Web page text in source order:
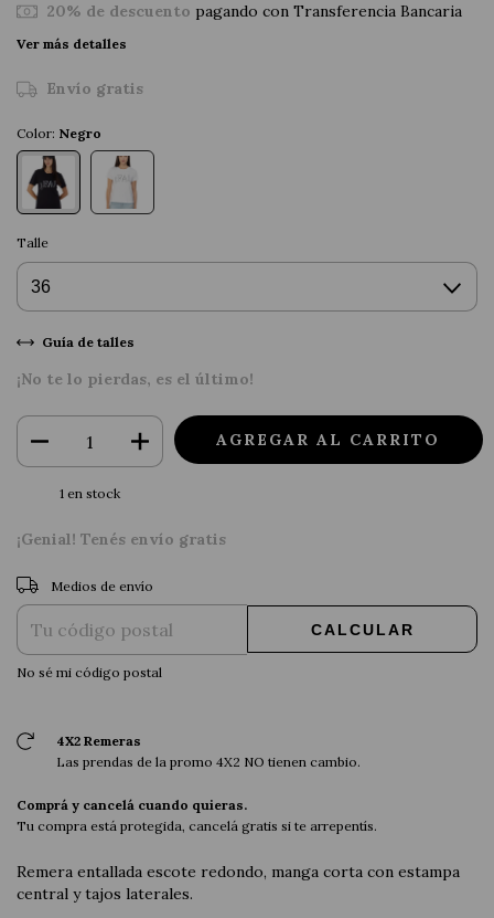
20% de descuento pagando con Transferencia Bancaria
Ver más detalles
Envío gratis
Color: Negro
Talle
Guía de talles
¡No te lo pierdas, es el último!
1en stock
¡Genial! Tenés envío gratis
Entregas para el CP:
Medios de envío
CALCULAR
No sé mi código postal
4X2 Remeras
Las prendas de la promo 4X2 NO tienen cambio.
Comprá y cancelá cuando quieras.
Tu compra está protegida, cancelá gratis si te arrepentís.
Remera entallada escote redondo, manga corta con estampa
central y tajos laterales.